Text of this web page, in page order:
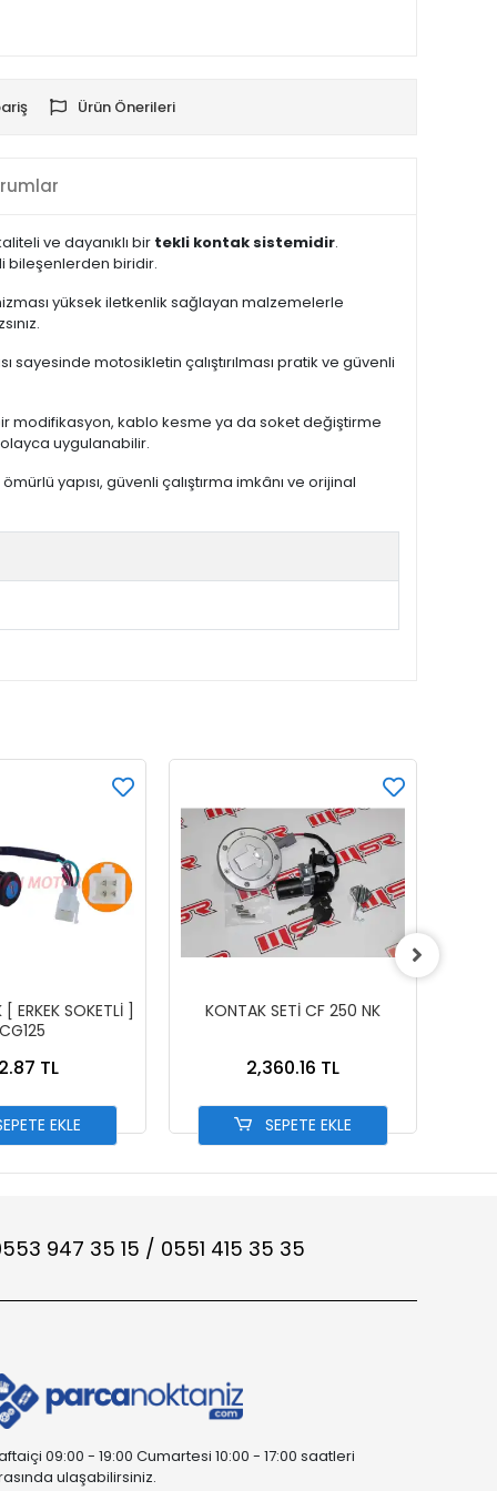
Ürün Önerileri
ve dayanıklı bir tekli kontak sistemidir.
bileşenlerden biridir.
yüksek iletkenlik sağlayan malzemelerle
motosikletin çalıştırılması pratik ve güvenli
modifikasyon, kablo kesme ya da soket değiştirme
uygulanabilir.
yapısı, güvenli çalıştırma imkânı ve orijinal
ERKEK SOKETLİ ]
CG125
TL
EKLE
KONTAK SETİ CF 250 NK
2,360.16 TL
SEPETE EKLE
947 35 15 / 0551 415 35 35
09:00 - 19:00 Cumartesi 10:00 - 17:00 saatleri
ulaşabilirsiniz.